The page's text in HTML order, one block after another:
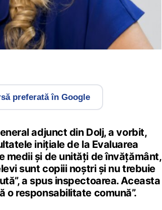
preferată în Google
adjunct din Dolj, a vorbit,
inițiale de la Evaluarea
medii și de unități de învățământ,
sunt copiii noștri și nu trebuie
a spus inspectoarea. Aceasta
o responsabilitate comună”.